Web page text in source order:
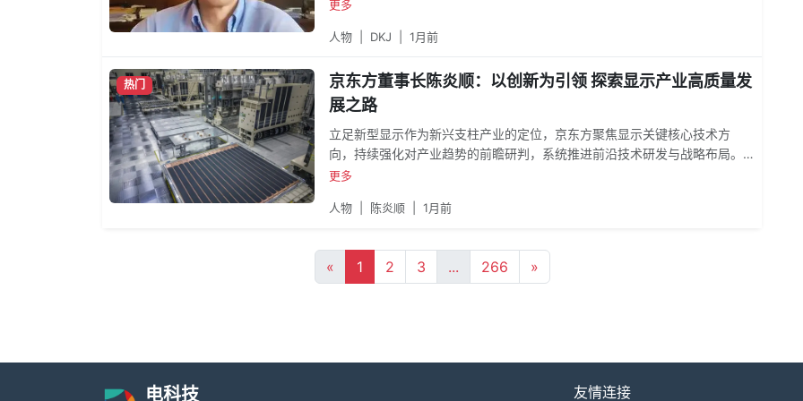
键英文词汇，包括unfold（展开）、notoriously（众所周知地）、
更多
人物 DKJ 1月前
热门
京东方董事长陈炎顺：以创新为引领 探索显示产业高质量发
展之路
立足新型显示作为新兴支柱产业的定位，京东方聚焦显示关键核心技术方
向，持续强化对产业趋势的前瞻研判，系统推进前沿技术研发与战略布局。
新型显示是新兴支柱产业之一，京东方聚焦显示关键核心技术方向，持续强
更多
人物 陈炎顺 1月前
« 1 2 3 ... 266 »
电科技 友情连接